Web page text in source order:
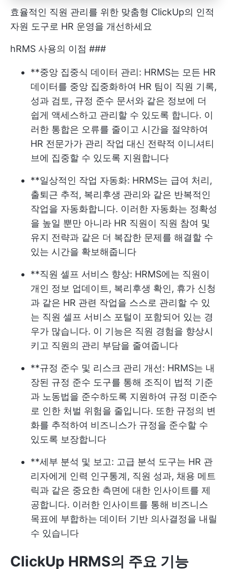
효율적인 직원 관리를 위한 맞춤형 ClickUp의 인적
자원 도구로 HR 운영을 개선하세요
hRMS 사용의 이점 ###
**중앙 집중식 데이터 관리: HRMS는 모든 HR
데이터를 중앙 집중화하여 HR 팀이 직원 기록,
성과 검토, 규정 준수 문서와 같은 정보에 더
쉽게 액세스하고 관리할 수 있도록 합니다. 이
러한 통합은 오류를 줄이고 시간을 절약하여
HR 전문가가 관리 작업 대신 전략적 이니셔티
브에 집중할 수 있도록 지원합니다
**일상적인 작업 자동화: HRMS는 급여 처리,
출퇴근 추적, 복리후생 관리와 같은 반복적인
작업을 자동화합니다. 이러한 자동화는 정확성
을 높일 뿐만 아니라 HR 직원이 직원 참여 및
유지 전략과 같은 더 복잡한 문제를 해결할 수
있는 시간을 확보해줍니다
**직원 셀프 서비스 향상: HRMS에는 직원이
개인 정보 업데이트, 복리후생 확인, 휴가 신청
과 같은 HR 관련 작업을 스스로 관리할 수 있
는 직원 셀프 서비스 포털이 포함되어 있는 경
우가 많습니다. 이 기능은 직원 경험을 향상시
키고 직원의 관리 부담을 줄여줍니다
**규정 준수 및 리스크 관리 개선: HRMS는 내
장된 규정 준수 도구를 통해 조직이 법적 기준
과 노동법을 준수하도록 지원하여 규정 미준수
로 인한 처벌 위험을 줄입니다. 또한 규정의 변
화를 추적하여 비즈니스가 규정을 준수할 수
있도록 보장합니다
**세부 분석 및 보고: 고급 분석 도구는 HR 관
리자에게 인력 인구통계, 직원 성과, 채용 메트
릭과 같은 중요한 측면에 대한 인사이트를 제
공합니다. 이러한 인사이트를 통해 비즈니스
목표에 부합하는 데이터 기반 의사결정을 내릴
수 있습니다
ClickUp HRMS의 주요 기능